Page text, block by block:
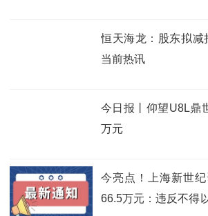
恒天海龙：股东拟减
当前热讯
今日报丨仰望U8L鼎
万元
今亮点！上海新世
66.5万元：违反不得